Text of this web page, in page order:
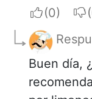
I
Buen día,